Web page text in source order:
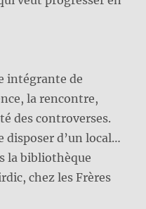
intégrante de
la rencontre,
des controverses.
disposer d’un local…
la bibliothèque
chez les Frères